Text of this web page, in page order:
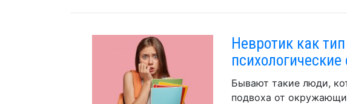
Невротик как
Бывают такие люди,
подвоха от